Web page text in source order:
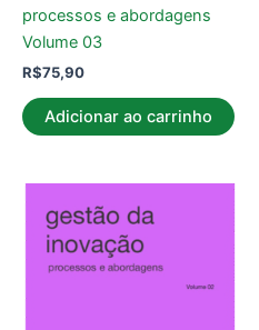
processos e abordagens
Volume 03
R$75,90
Adicionar ao carrinho